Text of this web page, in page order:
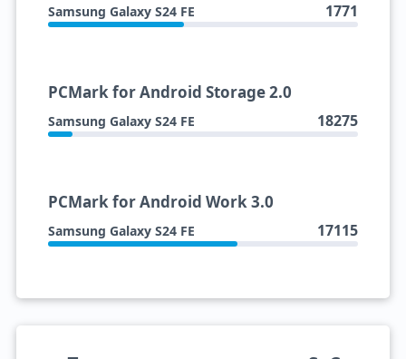
Samsung Galaxy S24 FE 1771
PCMark for Android Storage 2.0
Samsung Galaxy S24 FE 18275
PCMark for Android Work 3.0
Samsung Galaxy S24 FE 17115